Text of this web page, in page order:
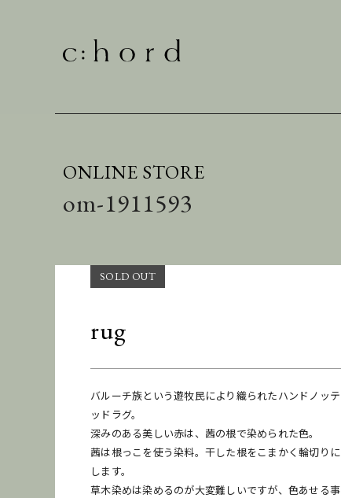
ONLINE STORE
om-1911593
rug
バルーチ族という遊牧民により織られたハンドノッテ
ッドラグ。
深みのある美しい赤は、茜の根で染められた色。
茜は根っこを使う染料。干した根をこまかく輪切りに
します。
草木染めは染めるのが大変難しいですが、色あせる事